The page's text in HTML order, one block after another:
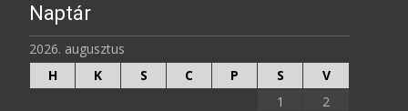
Naptár
2026. augusztus
H
K S C P S
V
1
2